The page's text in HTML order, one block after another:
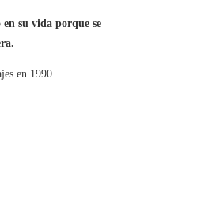
su vida porque se